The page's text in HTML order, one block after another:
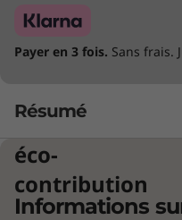
Payer en 3 fois. Sans frais.
Résumé
éco-
contribution
Informations